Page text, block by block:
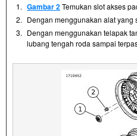
1. Gambar 2Temukan slot akses
2. Dengan menggunakan alat yang
3. Dengan menggunakan telapak
lubang tengah roda sampai